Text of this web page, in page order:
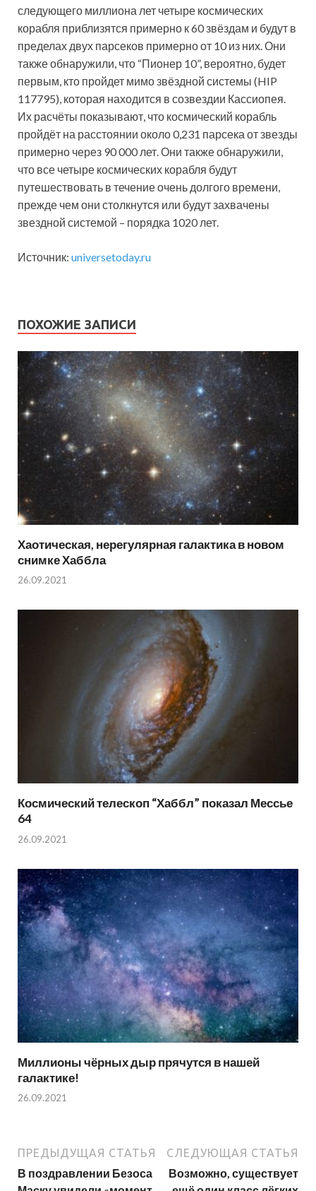
следующего миллиона лет четыре космических
корабля приблизятся примерно к 60 звёздам и будут в
пределах двух парсеков примерно от 10 из них. Они
также обнаружили, что “Пионер 10”, вероятно, будет
первым, кто пройдет мимо звёздной системы (HIP
117795), которая находится в созвездии Кассиопея.
Их расчёты показывают, что космический корабль
пройдёт на расстоянии около 0,231 парсека от звезды
примерно через 90 000 лет. Они также обнаружили,
что все четыре космических корабля будут
путешествовать в течение очень долгого времени,
прежде чем они столкнутся или будут захвачены
звездной системой – порядка 1020 лет.
Источник: universetoday.ru
ПОХОЖИЕ ЗАПИСИ
Хаотическая, нерегулярная галактика в новом
снимке Хаббла
26.09.2021
Космический телескоп “Хаббл” показал Мессье
64
26.09.2021
Миллионы чёрных дыр прячутся в нашей
галактике!
26.09.2021
ПРЕДЫДУЩАЯ СТАТЬЯ
В поздравлении Безоса
СЛЕДУЮЩАЯ СТАТЬЯ
Возможно, существует